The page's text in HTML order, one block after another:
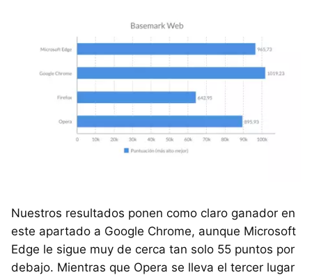
Nuestros resultados ponen como claro ganador en
este apartado a Google Chrome, aunque Microsoft
Edge le sigue muy de cerca tan solo 55 puntos por
debajo. Mientras que Opera se lleva el tercer lugar